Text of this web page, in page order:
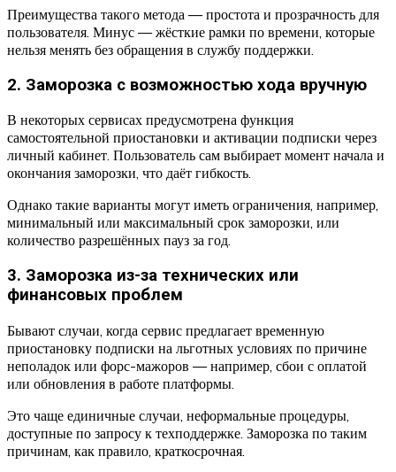
Преимущества такого метода — простота и прозрачность для
пользователя. Минус — жёсткие рамки по времени, которые
нельзя менять без обращения в службу поддержки.
2. Заморозка с возможностью хода вручную
В некоторых сервисах предусмотрена функция
самостоятельной приостановки и активации подписки через
личный кабинет. Пользователь сам выбирает момент начала и
окончания заморозки, что даёт гибкость.
Однако такие варианты могут иметь ограничения, например,
минимальный или максимальный срок заморозки, или
количество разрешённых пауз за год.
3. Заморозка из-за технических или
финансовых проблем
Бывают случаи, когда сервис предлагает временную
приостановку подписки на льготных условиях по причине
неполадок или форс-мажоров — например, сбои с оплатой
или обновления в работе платформы.
Это чаще единичные случаи, неформальные процедуры,
доступные по запросу к техподдержке. Заморозка по таким
причинам, как правило, краткосрочная.